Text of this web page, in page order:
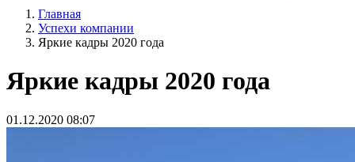
Главная
Успехи компании
Яркие кадры 2020 года
Яркие кадры 2020 года
01.12.2020 08:07